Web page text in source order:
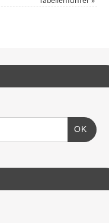
OK